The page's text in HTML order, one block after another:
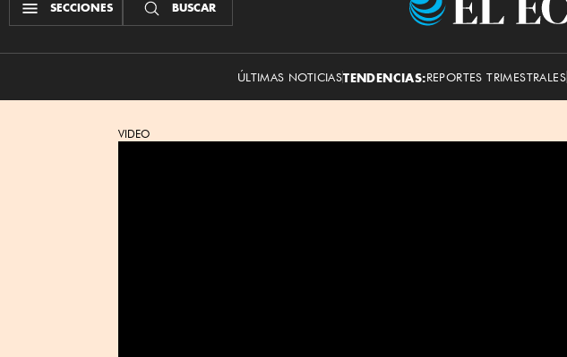
SECCIONES BUSCAR
ÚLTIMAS NOTICIASTENDENCIAS:REPORTES TRIMESTRALES
VIDEO